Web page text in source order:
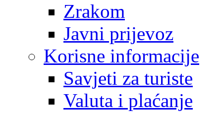
Zrakom
Javni prijevoz
Korisne informacije
Savjeti za turiste
Valuta i plaćanje